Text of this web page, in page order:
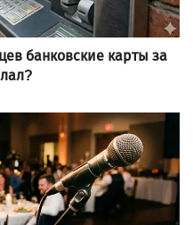
банковские карты за